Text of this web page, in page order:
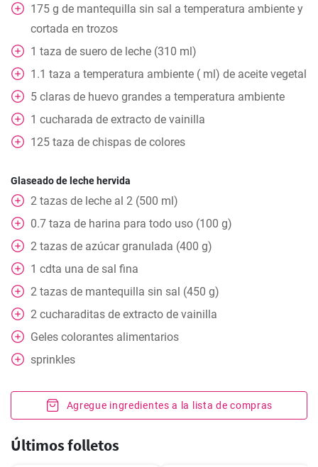
175 g de mantequilla sin sal a temperatura ambiente y
cortada en trozos
1 taza de suero de leche (310 ml)
1.1 taza a temperatura ambiente ( ml) de aceite vegetal
5 claras de huevo grandes a temperatura ambiente
1 cucharada de extracto de vainilla
125 taza de chispas de colores
Glaseado de leche hervida
2 tazas de leche al 2 (500 ml)
0.7 taza de harina para todo uso (100 g)
2 tazas de azúcar granulada (400 g)
1 cdta una de sal fina
2 tazas de mantequilla sin sal (450 g)
2 cucharaditas de extracto de vainilla
Geles colorantes alimentarios
sprinkles
Agregue ingredientes a la lista de compras
Últimos folletos